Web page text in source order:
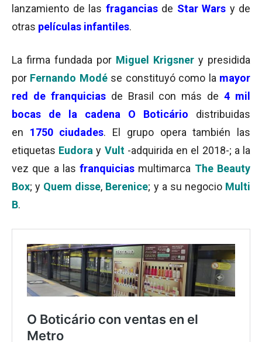
lanzamiento de las fraganciasde Star Wars y de
otras películas infantiles.
La firma fundada por Miguel Krigsner y presidida
por Fernando Modé se constituyó como la mayor
red de franquicias de Brasil con más de 4 mil
bocas de la cadena O Boticário
distribuidas
en 1750 ciudades. El grupo opera también las
etiquetas Eudoray Vult-adquirida en el 2018-; a la
vez que a lasfranquicias multimarca The Beauty
Box; y Quem disse, Berenice; y a su negocio Multi
B.